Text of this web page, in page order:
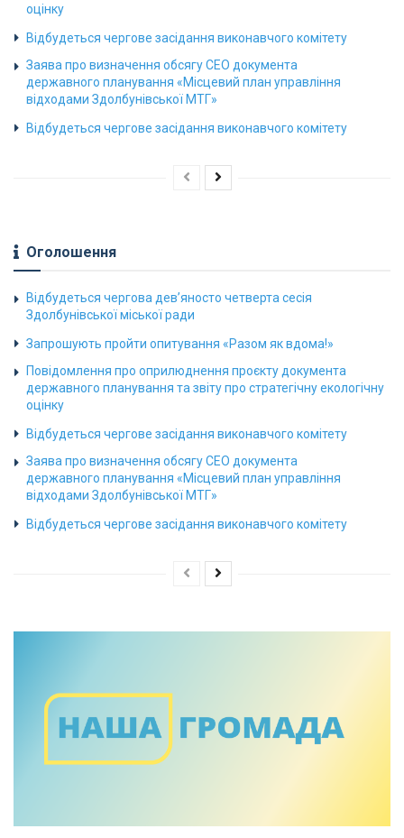
оцінку
Відбудеться чергове засідання виконавчого комітету
Заява про визначення обсягу СЕО документа
державного планування «Місцевий план управління
відходами Здолбунівської МТГ»
Відбудеться чергове засідання виконавчого комітету
Оголошення
Відбудеться чергова дев’яносто четверта сесія
Здолбунівської міської ради
Запрошують пройти опитування «Разом як вдома!»
Повідомлення про оприлюднення проєкту документа
державного планування та звіту про стратегічну екологічну
оцінку
Відбудеться чергове засідання виконавчого комітету
Заява про визначення обсягу СЕО документа
державного планування «Місцевий план управління
відходами Здолбунівської МТГ»
Відбудеться чергове засідання виконавчого комітету